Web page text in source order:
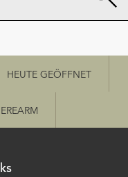
HEUTE GEÖFFNET